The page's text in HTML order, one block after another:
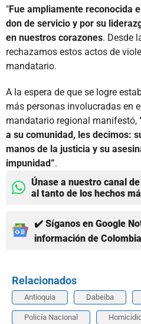
"Fue ampliamente reconocida
don de servicio y por su
en nuestros corazones. Desde
rechazamos estos actos de
mandatario.
A la espera de que se logre
más personas involucradas en
mandatario regional manifestó,
a su comunidad, les decimos:
manos de la justicia y su
impunidad”.
Únase a nuestro canal
al tanto de los hechos
✔️ Síganos en Google
información de
Relacionados
Antioquia Dabeiba
Policía Nacional